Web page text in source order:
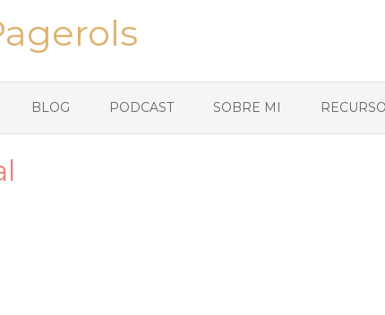
BLOG PODCAST SOBRE MI